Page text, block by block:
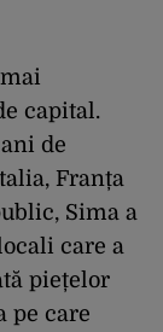
capital.
de
Franța
Sima a
care a
piețelor
pe care